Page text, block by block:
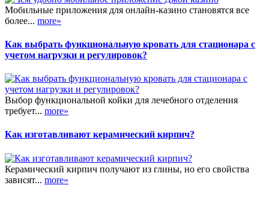
Мобильные приложения для онлайн-казино становятся все
более... more»
Как выбрать функциональную кровать для стационара с
учетом нагрузки и регулировок?
Выбор функциональной койки для лечебного отделения
требует... more»
Как изготавливают керамический кирпич?
Керамический кирпич получают из глины, но его свойства
зависят... more»